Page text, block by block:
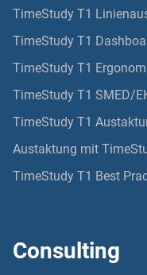
TimeStudy T1
TimeStudy T1
TimeStudy T1
TimeStudy T1 SMED/
TimeStudy T1
Austaktung mit
TimeStudy T1 Best
Consulting